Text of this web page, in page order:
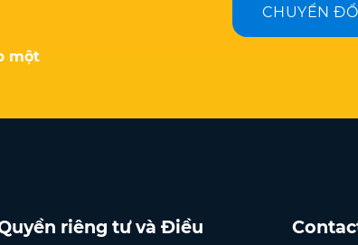
một
CHUYỂN
riêng tư và Điều